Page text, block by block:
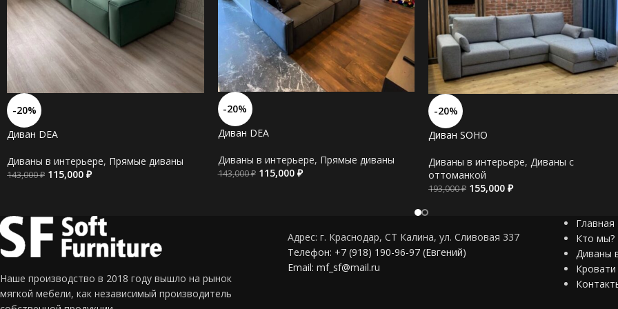
матрас
*ППУ разной плотности и разных
мягкости, мы соберем наполнение по
разной латексированой пены.
Наполнение подушек:
*Гипоаллергенный пух
Материал обивки:
*Велюр
*Замша
*Рогожка
*В нашем ассортименте есть более
Мы сделаем диван по Вашим размерам
Мы сделаем диван по Вашему дизайн
-20%
Диван DEA
Диваны в интерьере, Прямые диваны
143,000₽ 115,000 ₽
-20%
Диван DEA
Диваны в интерьере, Прямые диваны
143,000₽ 115,000 ₽
-20%
Диван SOHO
Диваны в интерьере, Диваны c
оттоманкой
193,000₽ 155,000 ₽
Наше производство в 2018 году вышло на рынок
мягкой мебели, как независимый производитель
Адрес: г. Краснодар, СТ Калина, ул. Сливовая 337
Телефон: +7 (918) 190-96-97 (Евгений)
Email: mf_sf@mail.ru
Главная
Кто мы?
Диваны
Кровати